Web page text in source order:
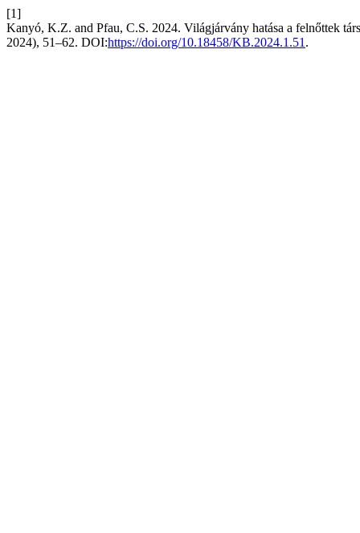
[1]
Kanyó, K.Z. and Pfau, C.S. 2024. Világjárvány hatása a felnőttek
2024), 51–62. DOI:https://doi.org/10.18458/KB.2024.1.51 .